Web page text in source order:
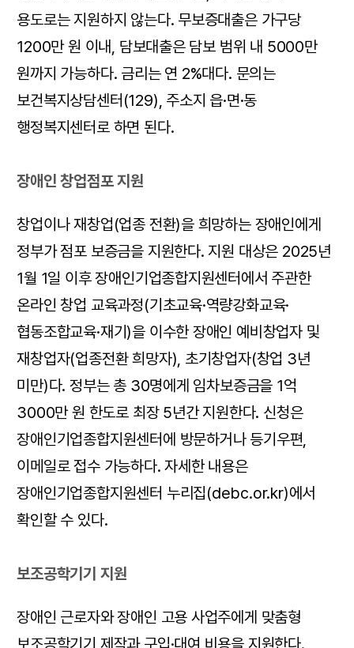
용도로는 지원하지 않는다. 무보증대출은 가구당
1200만 원 이내, 담보대출은 담보 범위 내 5000만
원까지 가능하다. 금리는 연 2%대다. 문의는
보건복지상담센터(129), 주소지 읍·면·동
행정복지센터로 하면 된다.
장애인 창업점포 지원
창업이나 재창업(업종 전환)을 희망하는 장애인에게
정부가 점포 보증금을 지원한다. 지원 대상은 2025년
1월 1일 이후 장애인기업종합지원센터에서 주관한
온라인 창업 교육과정(기초교육·역량강화교육·
협동조합교육·재기)을 이수한 장애인 예비창업자 및
재창업자(업종전환 희망자), 초기창업자(창업 3년
미만)다. 정부는 총 30명에게 임차보증금을 1억
3000만 원 한도로 최장 5년간 지원한다. 신청은
장애인기업종합지원센터에 방문하거나 등기우편,
이메일로 접수 가능하다. 자세한 내용은
장애인기업종합지원센터 누리집(debc.or.kr)에서
확인할 수 있다.
보조공학기기 지원
장애인 근로자와 장애인 고용 사업주에게 맞춤형
보조공학기기 제작과 구입·대여 비용을 지원한다.